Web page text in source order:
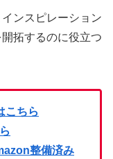
ンスピレーション
拓するのに役立つ
こちら
整備済み